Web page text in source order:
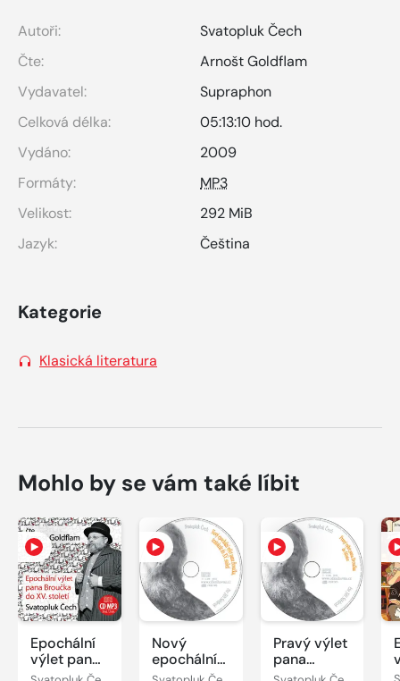
Autoři:
Svatopluk Čech
Čte:
Arnošt Goldflam
Vydavatel:
Supraphon
Celková délka:
05:13:10 hod.
Vydáno:
2009
Formáty:
MP3
Velikost:
292 MiB
Jazyk:
Čeština
Kategorie
Klasická literatura
Mohlo by se vám také líbit
Epochální
výlet pana
Broučka do
Nový
epochální
výlet pana
Pravý výlet
pana
Broučka do